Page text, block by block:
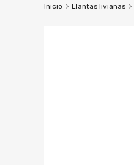
Inicio Llantas livianas